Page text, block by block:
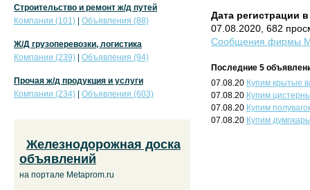
Дата регистрации в
07.08.2020, 682
Сообщения фирмы
Последние 5
07.08.20 Купим крытые
07.08.20 Купим
07.08.20 Купим
07.08.20 Купим
Строительство и ремонт ж/д путей
Компании (101)
Объявления (88)
Ж/Д грузоперевозки, логистика
Компании (239)
Объявления (94)
Прочая ж/д продукция и услуги
Компании (234)
Объявления (603)
Железнодорожная доска
объявлений
на портале Metaprom.ru